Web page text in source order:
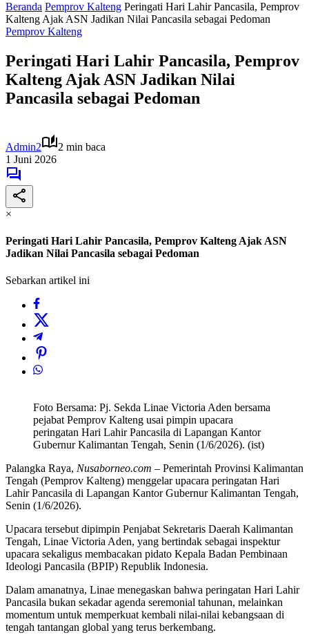
Beranda Pemprov Kalteng Peringati Hari Lahir Pancasila, Pemprov
Kalteng Ajak ASN Jadikan Nilai Pancasila sebagai Pedoman
Pemprov Kalteng
Peringati Hari Lahir Pancasila, Pemprov
Kalteng Ajak ASN Jadikan Nilai
Pancasila sebagai Pedoman
Admin2
2 min baca
1 Juni 2026
×
Peringati Hari Lahir Pancasila, Pemprov Kalteng Ajak ASN
Jadikan Nilai Pancasila sebagai Pedoman
Sebarkan artikel ini
Foto Bersama: Pj. Sekda Linae Victoria Aden bersama
pejabat Pemprov Kalteng usai pimpin upacara
peringatan Hari Lahir Pancasila di Lapangan Kantor
Gubernur Kalimantan Tengah, Senin (1/6/2026). (ist)
Palangka Raya, Nusaborneo.com – Pemerintah Provinsi Kalimantan
Tengah (Pemprov Kalteng) menggelar upacara peringatan Hari
Lahir Pancasila di Lapangan Kantor Gubernur Kalimantan Tengah,
Senin (1/6/2026).
Upacara tersebut dipimpin Penjabat Sekretaris Daerah Kalimantan
Tengah, Linae Victoria Aden, yang bertindak sebagai inspektur
upacara sekaligus membacakan pidato Kepala Badan Pembinaan
Ideologi Pancasila (BPIP) Republik Indonesia.
Dalam amanatnya, Linae menegaskan bahwa peringatan Hari Lahir
Pancasila bukan sekadar agenda seremonial tahunan, melainkan
momentum untuk memperkuat kembali nilai-nilai kebangsaan di
tengah tantangan global yang terus berkembang.